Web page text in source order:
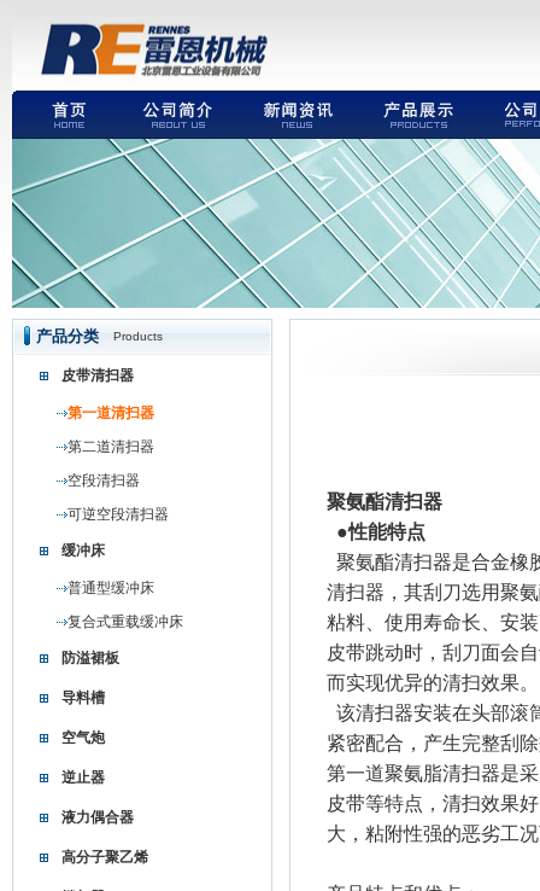
产品分类 Products
皮带清扫器
第一道清扫器
第二道清扫器
空段清扫器
可逆空段清扫器
缓冲床
普通型缓冲床
复合式重载缓冲床
防溢裙板
导料槽
空气炮
逆止器
液力偶合器
高分子聚乙烯
聚氨酯清扫器
●性能特点
聚氨酯清扫器是合金橡
清扫器，其刮刀选用聚
粘料、使用寿命长、安
皮带跳动时，刮刀面会
而实现优异的清扫效果。
该清扫器安装在头部滚
紧密配合，产生完整刮
第一道聚氨脂清扫器是
皮带等特点，清扫效果
大，粘附性强的恶劣工